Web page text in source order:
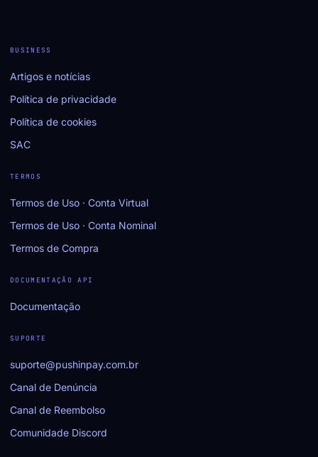
BUSINESS
Artigos e notícias
Política de privacidade
Política de cookies
SAC
TERMOS
Termos de Uso · Conta Virtual
Termos de Uso · Conta Nominal
Termos de Compra
DOCUMENTAÇÃO API
Documentação
SUPORTE
suporte@pushinpay.com.br
Canal de Denúncia
Canal de Reembolso
Comunidade Discord